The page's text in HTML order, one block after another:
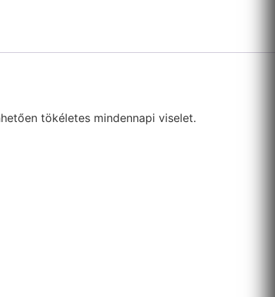
tökéletes mindennapi viselet.